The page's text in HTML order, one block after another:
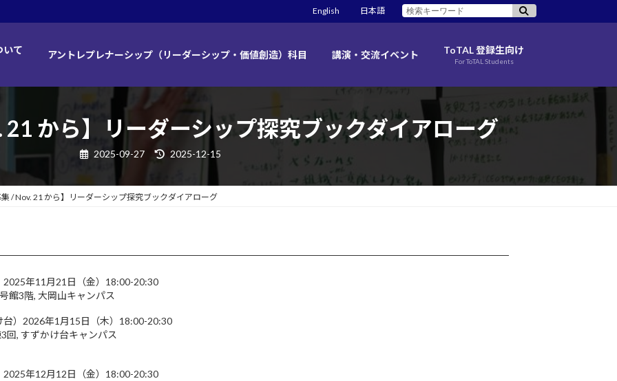
English 日本語
検
索:
いて アントレプレナーシップ（リーダーシップ・価値創造）科目 講演・交流イベント ToTAL 登録生向け
For ToTAL Students
21 から】リーダーシップ探究ブックダイアローグ
2025-09-27
最
日
時
2025-12-15
/ Nov. 21 から】リーダーシップ探究ブックダイアローグ
2025年11月21日（金）18:00-20:30
館3階, 大岡山キャンパス
台）2026年1月15日（木）18:00-20:30
回, すずかけ台キャンパス
2025年12月12日（金）18:00-20:30